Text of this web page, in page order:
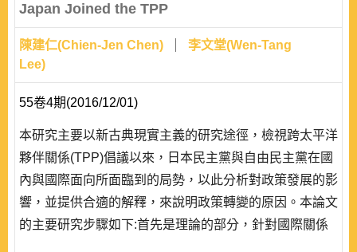
Japan Joined the TPP
陳建仁(Chien-Jen Chen)
李文堂(Wen-Tang
Lee)
55卷4期(2016/12/01)
本研究主要以新古典現實主義的研究途徑，檢視跨太平洋
夥伴關係(TPP)倡議以來，日本民主黨與自由民主黨在國
內與國際面向所面臨到的局勢，以此分析對政策發展的影
響，並提供合適的解釋，來說明政策轉變的原因。本論文
的主要研究步驟如下:首先是理論的部分，針對國際關係